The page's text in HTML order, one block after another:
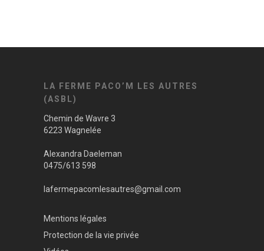
LA FERME PACO’M LES AUTRES
(ASBL)
Chemin de Wavre 3
6223 Wagnelée
Alexandra Daeleman
0475/613 598
lafermepacomlesautres@gmail.com
Mentions légales
Protection de la vie privée